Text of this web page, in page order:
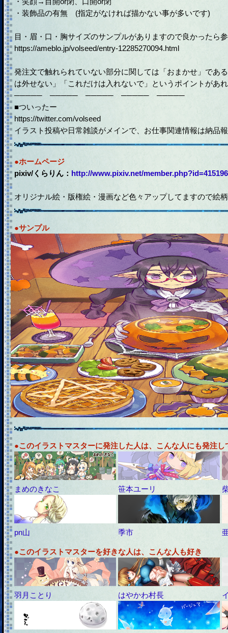
・装飾品の有無 (指定がなければ描かない事が多いです)
目・眉・口・胸サイズのサンプルがありますので良かったら
https://ameblo.jp/volseed/entry-12285270094.html
発注文で触れられていない部分に関しては「おまかせ」であ
は外せない」「これだけは入れないで」というポイントがあ
───── ───── ───── ───── ─────
■ついったー
https://twitter.com/volseed
イラスト投稿や日常雑談がメインで、お仕事関連情報は納品
●ホームページ
pixiv/くらりん： http://www.pixiv.net/member.php?id=415196
オリジナル絵・版権絵・漫画など色々アップしてますので絵
●サンプル
●このイラストマスターに発注した人は、こんな人にも発注し
まめのきなこ 笹本ユーリ
pn山 季市
●このイラストマスターを好きな人は、こんな人も好き
羽月ことり はやかわ村長